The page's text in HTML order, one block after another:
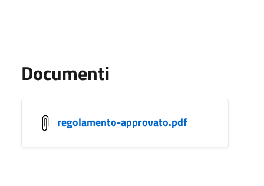
Documenti
regolamento-approvato.pdf